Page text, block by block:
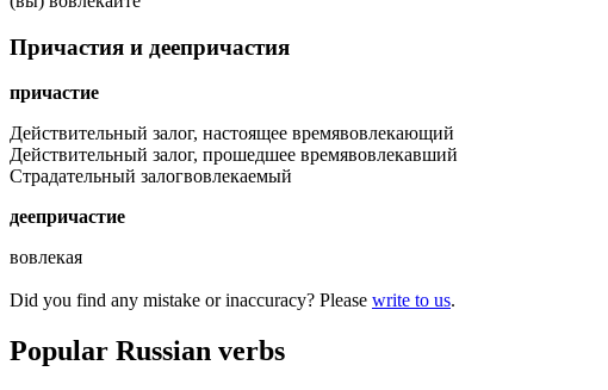
Причастия и деепричастия
причастие
Действительный залог, настоящее времявовлекающий
Действительный залог, прошедшее времявовлекавший
Страдательный залогвовлекаемый
деепричастие
вовлекая
Did you find any mistake or inaccuracy? Please write to us.
Popular Russian verbs